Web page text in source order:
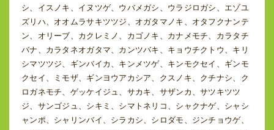
シ、イスノキ、イヌツゲ、ウバメガシ、ウラジロガシ、エゾユ
ズリハ、オオムラサキツツジ、オガタマノキ、オタフクナンテ
ン、オリーブ、カクレミノ、カゴノキ、カナメモチ、カラタチ
バナ、カラタネオガタマ、カンツバキ、キョウチクトウ、キリ
シマツツジ、ギンバイカ、キンメツゲ、キンモクセイ、ギンモ
クセイ、ミモザ、ギンヨウアカシア、クスノキ、クチナシ、ク
ロガネモチ、ゲッケイジュ、サカキ、サザンカ、サツキツツ
ジ、サンゴジュ、シキミ、シマトネリコ、シャクナゲ、シャシ
ャンポ、シャリンバイ、シラカシ、シロダモ、ジンチョウゲ、